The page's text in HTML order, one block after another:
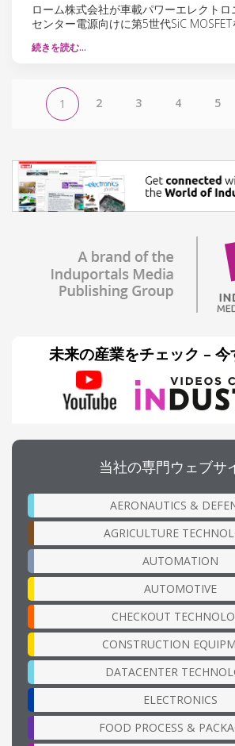
ローム株式会社が車載パワーエレクト
センター電源向けに第5世代SiC MOSFET
続きを読む…
1 2 3 4 5
未来の産業をチェック – 今
当社の専門ウェブサ
AERONAUTICS &
AGRICULTURE
AUTOMATION
AUTOMOTIVE
CHECKOUT
CONSTRUCTION
DATACENTER
ELECTRONICS
FOOD PROCESS &